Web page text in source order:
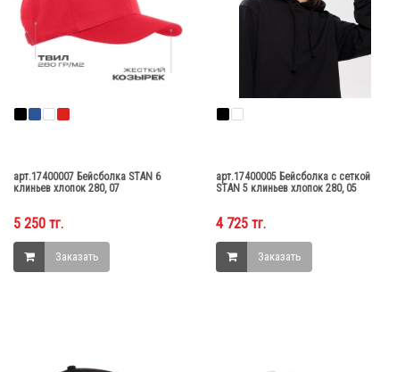
арт.17400007 Бейсболка STAN 6
клиньев хлопок 280, 07
5 250 тг.
Заказать
арт.17400005 Бейсболка с сеткой
STAN 5 клиньев хлопок 280, 05
4 725 тг.
Заказать